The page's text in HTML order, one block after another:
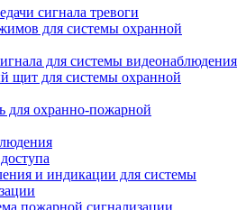
сигнала тревоги
для системы охранной
для системы видеонаблюдения
щит для системы охранной
для охранно-пожарной
и индикации для системы
пожарной сигнализации